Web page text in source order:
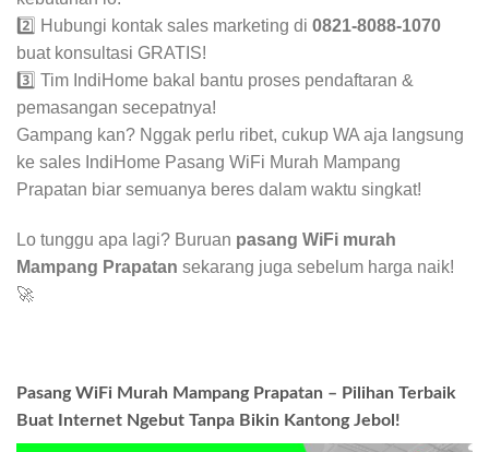
2️⃣ Hubungi kontak sales marketing di 0821-8088-1070
buat konsultasi GRATIS!
3️⃣ Tim IndiHome bakal bantu proses pendaftaran &
pemasangan secepatnya!
Gampang kan? Nggak perlu ribet, cukup WA aja langsung
ke sales IndiHome Pasang WiFi Murah Mampang
Prapatan biar semuanya beres dalam waktu singkat!
Lo tunggu apa lagi? Buruan pasang WiFi murah
Mampang Prapatan sekarang juga sebelum harga naik!
🚀
Pasang WiFi Murah Mampang Prapatan – Pilihan Terbaik
Buat Internet Ngebut Tanpa Bikin Kantong Jebol!